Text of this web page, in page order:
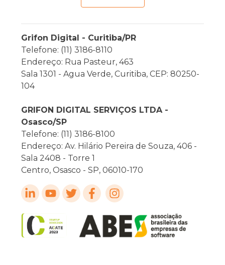
Grifon Digital - Curitiba/PR
Telefone: (11) 3186-8110
Endereço: Rua Pasteur, 463
Sala 1301 - Agua Verde, Curitiba, CEP: 80250-
104
GRIFON DIGITAL SERVIÇOS LTDA -
Osasco/SP
Telefone: (11) 3186-8100
Endereço: Av. Hilário Pereira de Souza, 406 -
Sala 2408 - Torre 1
Centro, Osasco - SP, 06010-170